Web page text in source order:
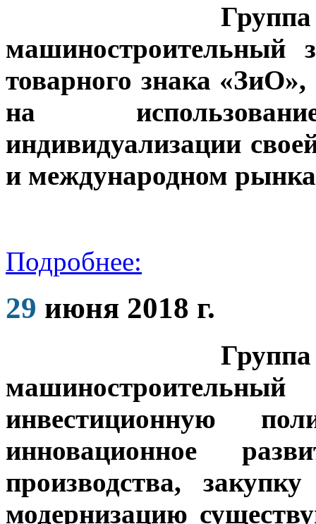
машиностроительный
товарного знака
на
индивидуализации
и международном
Подробнее:
29 июня 2018 г.
Группа
инвестиционную
инновационное
производства,
модернизацию